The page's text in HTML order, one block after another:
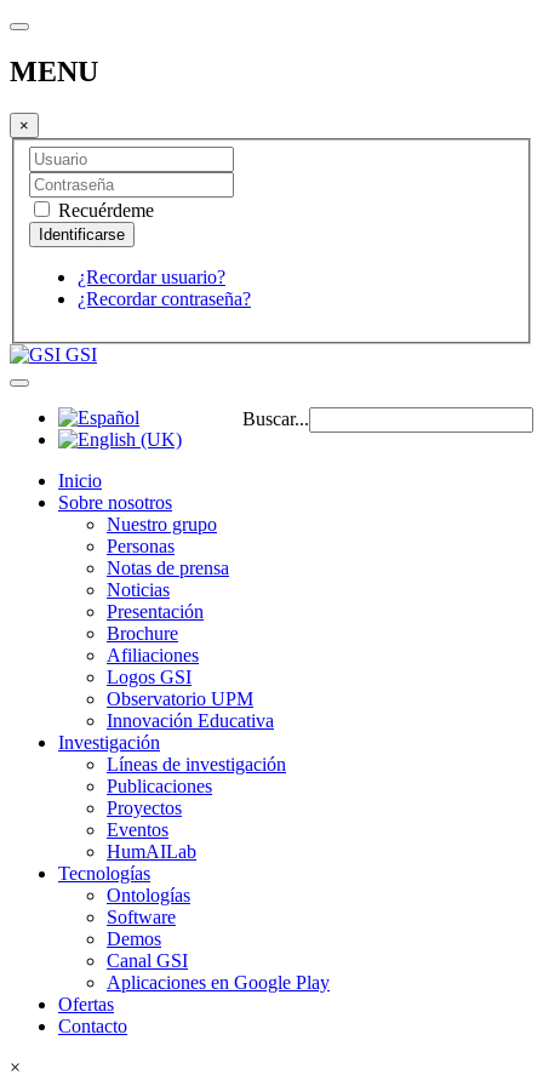
MENU
×
Recuérdeme
¿Recordar usuario?
¿Recordar contraseña?
GSI
Buscar...
Inicio
Sobre nosotros
Nuestro grupo
Personas
Notas de prensa
Noticias
Presentación
Brochure
Afiliaciones
Logos GSI
Observatorio UPM
Innovación Educativa
Investigación
Líneas de investigación
Publicaciones
Proyectos
Eventos
HumAILab
Tecnologías
Ontologías
Software
Demos
Canal GSI
Aplicaciones en Google Play
Ofertas
Contacto
×